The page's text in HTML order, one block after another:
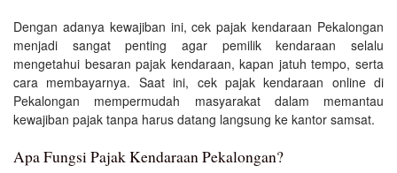
Dengan adanya kewajiban ini, cek pajak kendaraan Pekalongan
menjadi sangat penting agar pemilik kendaraan selalu
mengetahui besaran pajak kendaraan, kapan jatuh tempo, serta
cara membayarnya. Saat ini, cek pajak kendaraan online di
Pekalongan mempermudah masyarakat dalam memantau
kewajiban pajak tanpa harus datang langsung ke kantor samsat.
Apa Fungsi Pajak Kendaraan Pekalongan?